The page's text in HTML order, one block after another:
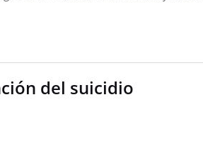
del suicidio